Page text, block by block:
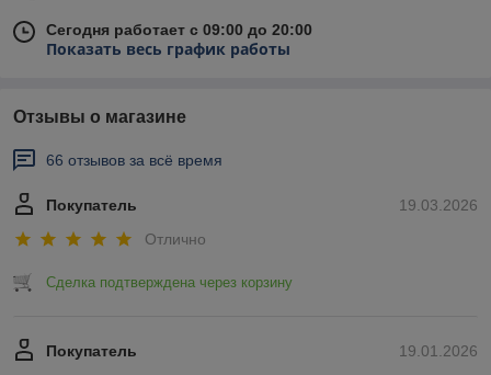
Сегодня работает с 09:00 до 20:00
Показать весь график работы
Отзывы о магазине
66 отзывов за всё время
19.03.2026
Покупатель
Отлично
Сделка подтверждена через корзину
19.01.2026
Покупатель